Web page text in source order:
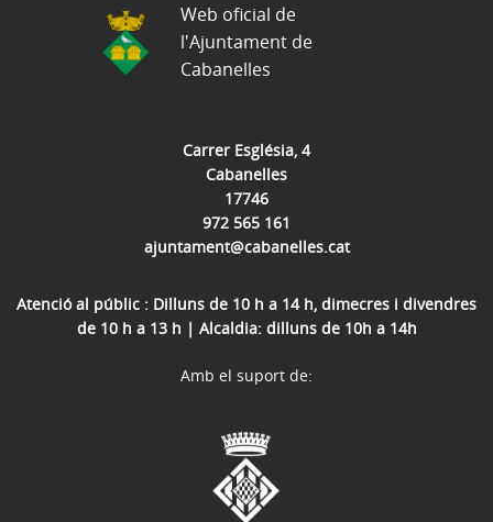
Carrer Església, 4
Cabanelles
17746
972 565 161
ajuntament@cabanelles.cat
Atenció al públic : Dilluns de 10 h a 14 h, dimecres i divendres
de 10 h a 13 h | Alcaldia: dilluns de 10h a 14h
Web oficial de
l'Ajuntament de
Cabanelles
Amb el suport de: